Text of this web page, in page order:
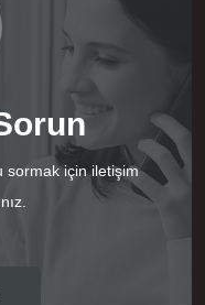
sormak için iletişim